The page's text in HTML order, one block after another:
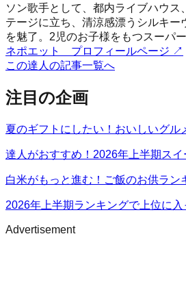
ソン歌手として、都内ライブハウス
テージに立ち、清涼感漂うシルキー
を魅了。2児のお子様をもつスーパ
ネポエット プロフィールページ ↗
この達人の記事一覧へ
注目の企画
夏のギフトにしたい！おいしいグル
達人がおすすめ！2026年上半期ス
白米がもっと進む！ご飯のお供ラン
2026年上半期ランキングで上位に
Advertisement